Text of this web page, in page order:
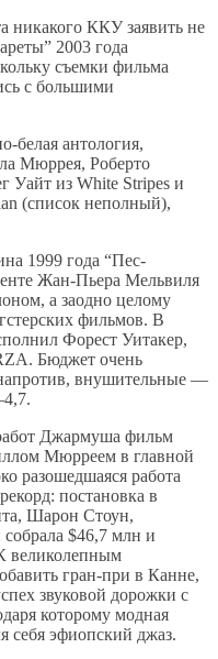
никакого ККУ заявить не
2003 года
съемки фильма
с большими
белая антология,
Мюррея, Роберто
Уайт из White Stripes и
(список неполный),
1999 года “Пес-
Жан-Пьера Мельвиля
а заодно целому
фильмов. В
Форест Уитакер,
Бюджет очень
внушительные —
Джармуша фильм
Мюрреем в главной
разошедшаяся работа
постановка в
Шарон Стоун,
$46,7 млн и
великолепным
гран-при в Канне,
звуковой дорожки с
которому модная
себя эфиопский джаз.